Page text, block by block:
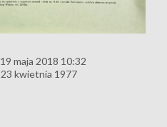
19 maja 2018 10:32
23 kwietnia 1977